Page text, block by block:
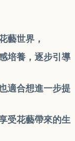
藝世界，
培養， 逐步引導
適合想進一步提
受花藝帶來的生